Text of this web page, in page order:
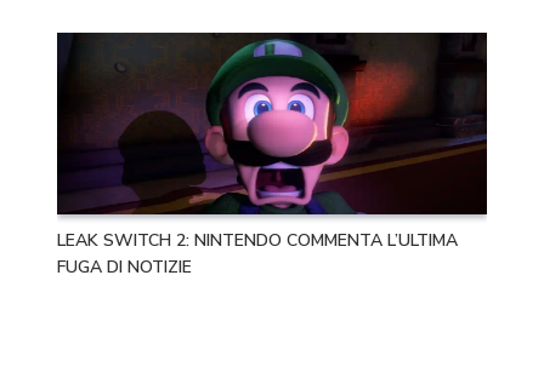
LEAK SWITCH 2: NINTENDO COMMENTA L’ULTIMA
FUGA DI NOTIZIE